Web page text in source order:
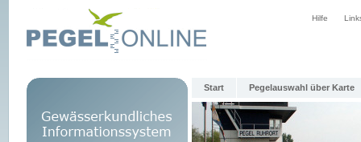
Hilfe
Start Pegelauswahl über Karte